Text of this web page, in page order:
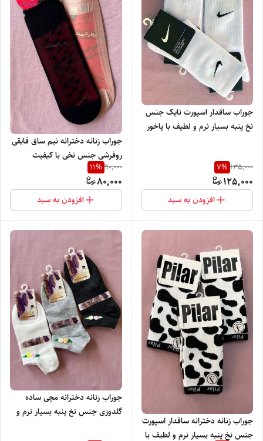
جوراب ساقدار اسپورت نایک جنس
نخ پنبه بسیار نرم و لطیف با پاخور
135,000
7%
125,000
افزودن به سبد
جوراب زنانه دخترانه نیم ساق قایقی
روفرشی جنس نخی با کیفیت
90,000
11%
80,000
افزودن به سبد
جوراب زنانه دخترانه ساقدار اسپورت
جنس نخ پنبه بسیار نرم و لطیف با
جوراب زنانه دخترانه مچی ساده
گلدوزی جنس نخ پنبه بسیار نرم و